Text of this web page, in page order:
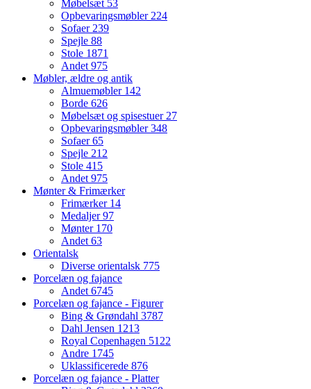
Møbelsæt 53
Opbevaringsmøbler 224
Sofaer 239
Spejle 88
Stole 1871
Andet 975
Møbler, ældre og antik
Almuemøbler 142
Borde 626
Møbelsæt og spisestuer 27
Opbevaringsmøbler348
Sofaer65
Spejle 212
Stole 415
Andet 975
Mønter & Frimærker
Frimærker 14
Medaljer97
Mønter 170
Andet 63
Orientalsk
Diverse orientalsk 775
Porcelæn og fajance
Andet 6745
Porcelæn og fajance - Figurer
Bing & Grøndahl 3787
Dahl Jensen 1213
Royal Copenhagen 5122
Andre 1745
Uklassificerede 876
Porcelæn og fajance - Platter